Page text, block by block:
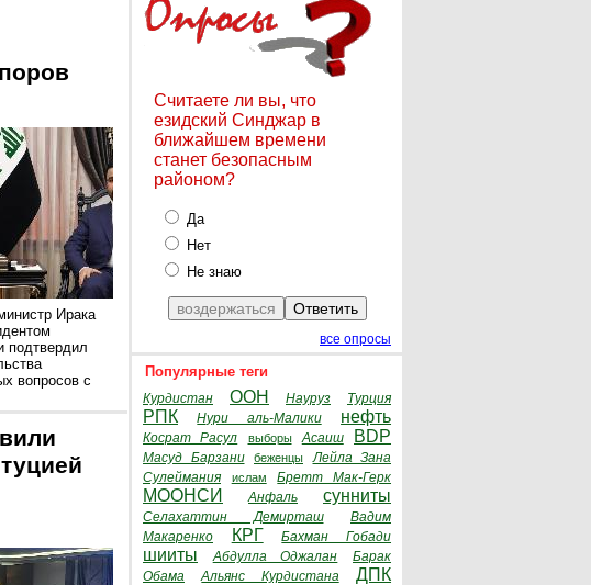
Ирака
подтвердил
вопросов с
Считаете ли вы, что
езидский Синджар в
ближайшем времени
станет безопасным
районом?
Да
Нет
Не знаю
все опросы
Популярные теги
Курдистан ООН Науруз Турция
РПК Нури аль-Малики нефть
Косрат Расул выборы Асаиш BDP
Масуд Барзани беженцы
Лейла Зана
Сулеймания
ислам Бретт Мак-Герк
МООНСИ Анфаль сунниты
Селахаттин Демирташ
Вадим
Макаренко
КРГ Бахман Гобади
шииты Абдулла Оджалан
Барак
Обама
Альянс Курдистана ДПК